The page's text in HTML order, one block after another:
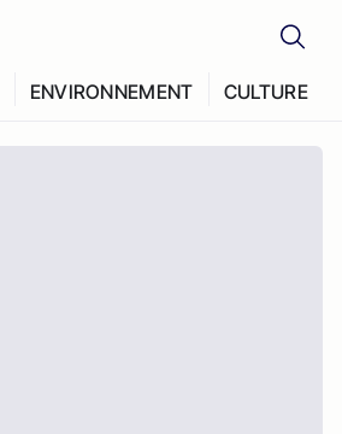
ENVIRONNEMENT CULTURE